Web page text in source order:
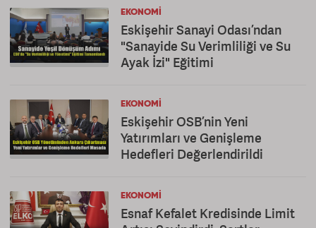
EKONOMI
Eskişehir Sanayi Odası’ndan
"Sanayide Su Verimliliği ve Su
Ayak İzi" Eğitimi
EKONOMI
Eskişehir OSB’nin Yeni
Yatırımları ve Genişleme
Hedefleri Değerlendirildi
EKONOMI
Esnaf Kefalet Kredisinde Limit